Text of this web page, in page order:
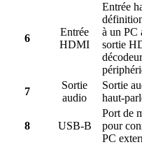
6
Entrée
HDMI
Entrée
à un PC
sortie
7
Sortie
audio
Sortie
haut-
8 USB-B
Port de
pour
PC